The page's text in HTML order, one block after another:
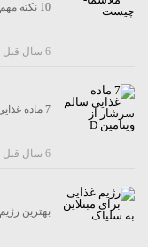
10 نکته مهم درمان ملاسما
6 سال قبل
7 ماده غذایی سالم سرشار از ویتامین D
6 سال قبل
بهترین